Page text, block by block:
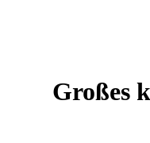
Großes